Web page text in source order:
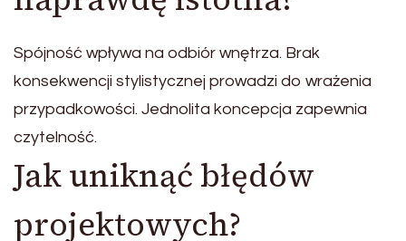
Spójność wpływa na odbiór wnętrza. Brak
konsekwencji stylistycznej prowadzi do wrażenia
przypadkowości. Jednolita koncepcja zapewnia
czytelność.
Jak uniknąć błędów
projektowych?